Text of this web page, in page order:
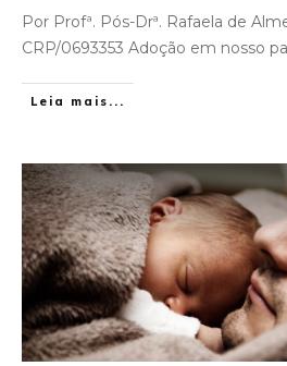
Por Profª. Pós-Drª. Rafaela de
CRP/0693353 Adoção em nosso
Leia mais...